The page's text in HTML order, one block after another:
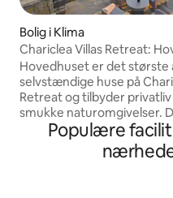
Bolig i Klima
Chariclea Villas Retreat:
Hovedhuset er det største
selvstændige huse på
Retreat og tilbyder privatliv
smukke naturomgivelser.
indrettet til op til seks
og har en hyggelig stue og
panoramaudsigt over
Populære